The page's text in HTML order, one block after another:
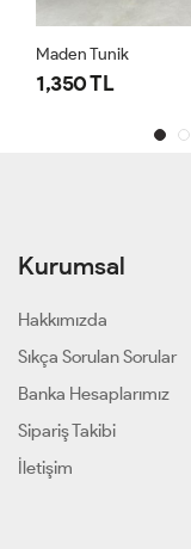
Maden Tunik
1,350 TL
Kurumsal
Hakkımızda
Sıkça Sorulan Sorular
Banka Hesaplarımız
Sipariş Takibi
İletişim